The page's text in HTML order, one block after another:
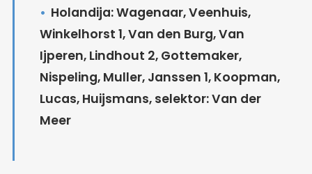
Holandija: Wagenaar, Veenhuis,
Winkelhorst 1, Van den Burg, Van
Ijperen, Lindhout 2, Gottemaker,
Nispeling, Muller, Janssen 1, Koopman,
Lucas, Huijsmans, selektor: Van der
Meer